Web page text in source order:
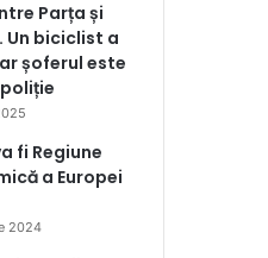
Parța și
Un biciclist a
șoferul este
fi Regiune
a Europei
2024